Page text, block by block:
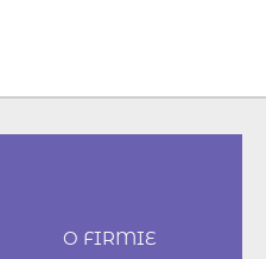
O FIRMIE